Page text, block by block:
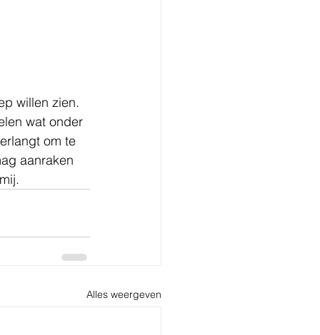
willen zien.
wat onder
om te
aanraken
Alles weergeven